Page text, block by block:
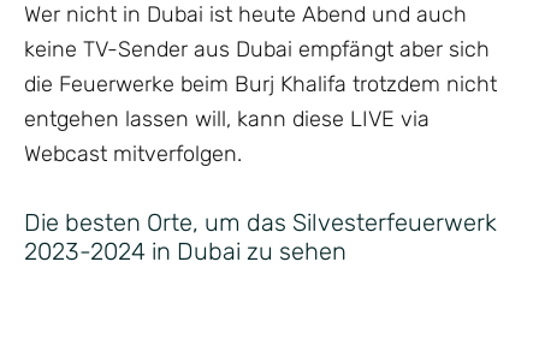
Wer nicht in Dubai ist heute Abend und auch
keine TV-Sender aus Dubai empfängt aber sich
die Feuerwerke beim Burj Khalifa trotzdem nicht
entgehen lassen will, kann diese LIVE via
Webcast mitverfolgen.
Die besten Orte, um das Silvesterfeuerwerk
2023-2024 in Dubai zu sehen